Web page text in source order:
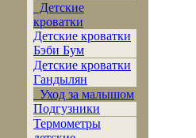
Детские
кроватки
Детские кроватки
Бэби Бум
Детские кроватки
Гандылян
Уход за малышом
Подгузники
Термометры